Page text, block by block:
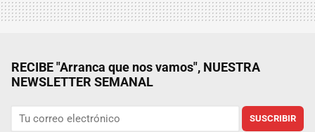
RECIBE "Arranca que nos vamos", NUESTRA
NEWSLETTER SEMANAL
SUSCRIBIR